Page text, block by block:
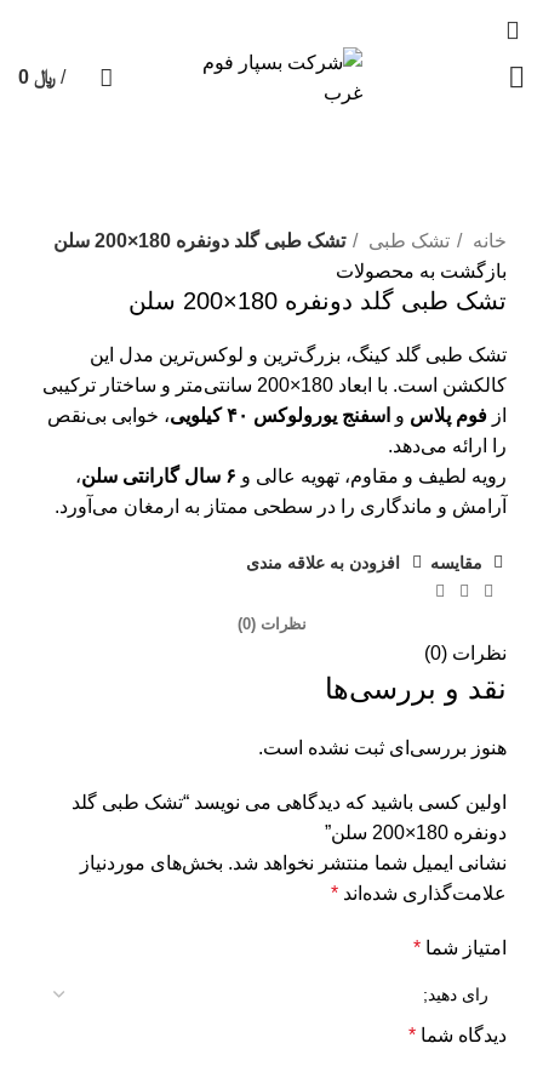
/ ﷼
خانه
تشک طبی
تشک طبی گلد دونفره 180×200 سلن
بازگشت به محصولات
تشک طبی گلد دونفره 180×200 سلن
تشک طبی گلد کینگ، بزرگ‌ترین و لوکس‌ترین مدل این
کالکشن است. با ابعاد 180×200 سانتی‌متر و ساختار ترکیبی
از فوم پلاس و اسفنج یورولوکس ۴۰ کیلویی
، خوابی بی‌نقص
را ارائه می‌دهد.
رویه لطیف و مقاوم، تهویه عالی و ۶ سال گارانتی سلن
،
آرامش و ماندگاری را در سطحی ممتاز به ارمغان می‌آورد.
مقایسه افزودن به علاقه مندی
نظرات (0)
نظرات (0)
نقد و بررسی‌ها
هنوز بررسی‌ای ثبت نشده است.
اولین کسی باشید که دیدگاهی می نویسد “تشک طبی گلد
دونفره 180×200 سلن”
نشانی ایمیل شما منتشر نخواهد شد. بخش‌های موردنیاز
علامت‌گذاری شده‌اند *
امتیاز شما *
دیدگاه شما *